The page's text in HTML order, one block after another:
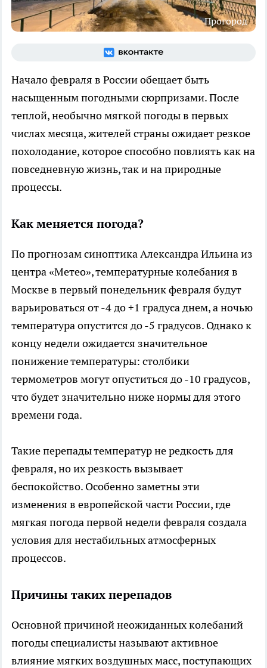
Прогород
Начало февраля в России обещает быть
насыщенным погодными сюрпризами. После
теплой, необычно мягкой погоды в первых
числах месяца, жителей страны ожидает резкое
похолодание, которое способно повлиять как на
повседневную жизнь, так и на природные
процессы.
Как меняется погода?
По прогнозам синоптика Александра Ильина из
центра «Метео», температурные колебания в
Москве в первый понедельник февраля будут
варьироваться от -4 до +1 градуса днем, а ночью
температура опустится до -5 градусов. Однако к
концу недели ожидается значительное
понижение температуры: столбики
термометров могут опуститься до -10 градусов,
что будет значительно ниже нормы для этого
времени года.
Такие перепады температур не редкость для
февраля, но их резкость вызывает
беспокойство. Особенно заметны эти
изменения в европейской части России, где
мягкая погода первой недели февраля создала
условия для нестабильных атмосферных
процессов.
Причины таких перепадов
Основной причиной неожиданных колебаний
погоды специалисты называют активное
влияние мягких воздушных масс, поступающих